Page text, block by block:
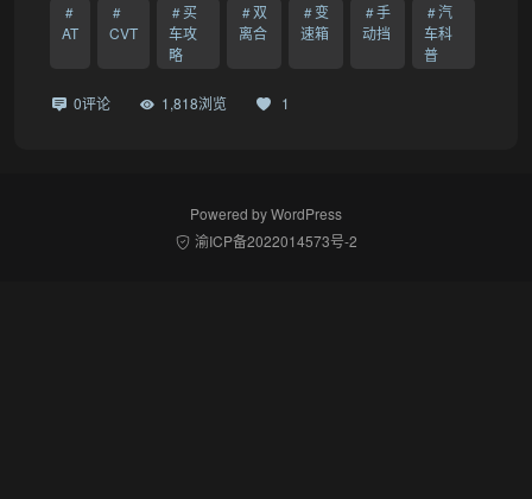
AT CVT
买
车攻
略
双
离合
变
速箱
手
动挡
汽
车科
普
0评论 1,818浏览 1
Powered byWordPress
渝ICP备2022014573号-2